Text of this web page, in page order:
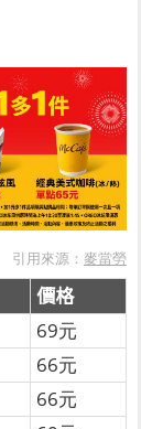
引用來源： 麥當勞
價格
69元
66元
66元